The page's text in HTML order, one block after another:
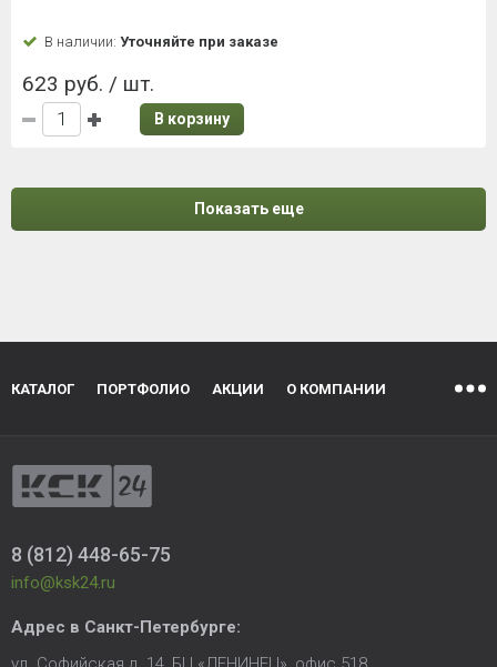
В наличии: Уточняйте при заказе
623 руб. / шт.
В корзину
Показать еще
КАТАЛОГ ПОРТФОЛИО АКЦИИ О КОМПАНИИ
8 (812) 448-65-75
info@ksk24.ru
Адрес в Санкт-Петербурге: